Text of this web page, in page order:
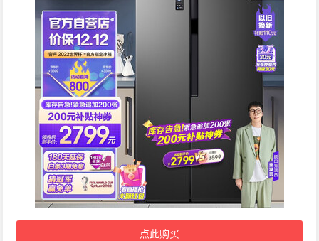
点此购买